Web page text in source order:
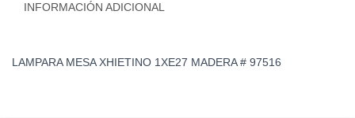
INFORMACIÓN ADICIONAL
LAMPARA MESA XHIETINO 1XE27 MADERA # 97516